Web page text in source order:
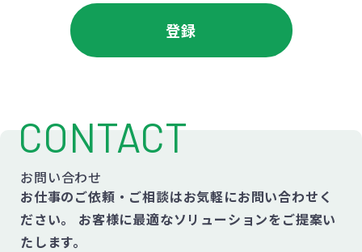
CONTACT
お問い合わせ
お仕事のご依頼・ご相談はお気軽にお問い合わせく
ださい。
お客様に最適なソリューションをご提案い
たします。